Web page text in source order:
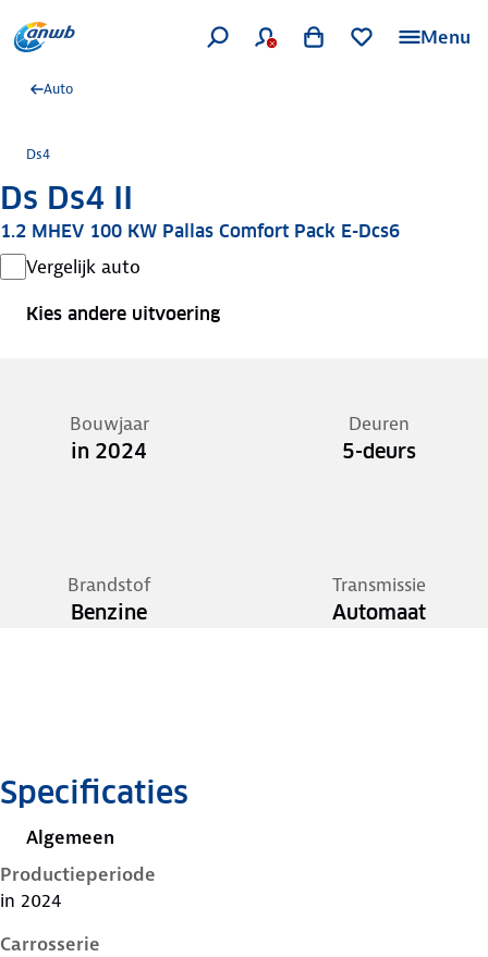
Menu
Auto
Ds4
Ds Ds4 II
1.2 MHEV 100 KW Pallas Comfort Pack E-Dcs6
Vergelijk auto
Kies andere uitvoering
Bouwjaar
in 2024
Deuren
5-deurs
Brandstof
Benzine
Transmissie
Automaat
Specificaties
Algemeen
Productieperiode
in 2024
Carrosserie